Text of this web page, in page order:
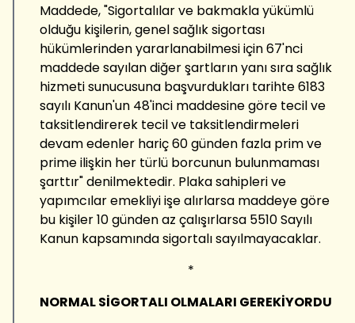
Maddede, "Sigortalılar ve bakmakla yükümlü
olduğu kişilerin, genel sağlık sigortası
hükümlerinden yararlanabilmesi için 67'nci
maddede sayılan diğer şartların yanı sıra sağlık
hizmeti sunucusuna başvurdukları tarihte 6183
sayılı Kanun'un 48'inci maddesine göre tecil ve
taksitlendirerek tecil ve taksitlendirmeleri
devam edenler hariç 60 günden fazla prim ve
prime ilişkin her türlü borcunun bulunmaması
şarttır" denilmektedir. Plaka sahipleri ve
yapımcılar emekliyi işe alırlarsa maddeye göre
bu kişiler 10 günden az çalışırlarsa 5510 Sayılı
Kanun kapsamında sigortalı sayılmayacaklar.
*
NORMAL SİGORTALI OLMALARI GEREKİYORDU